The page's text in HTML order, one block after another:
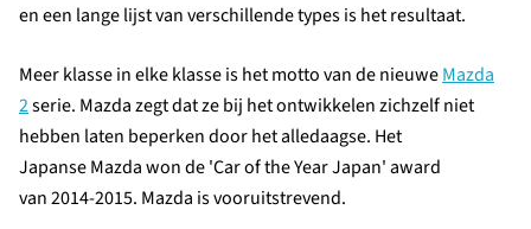
en een lange lijst van verschillende types is het resultaat.
Meer klasse in elke klasse is het motto van de nieuweMazda
2serie. Mazda zegt dat ze bij het ontwikkelen zichzelf niet
hebben laten beperken door het alledaagse. Het
Japanse Mazda won de 'Car of the Year Japan' award
van 2014-2015. Mazda is vooruitstrevend.